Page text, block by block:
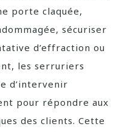
porte claquée,
sécuriser
d’effraction ou
les serruriers
d’intervenir
pour répondre aux
des clients. Cette